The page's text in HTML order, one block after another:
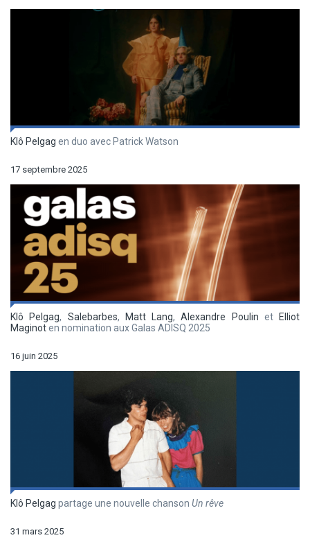
Klô Pelgag en duo avec Patrick Watson
17 septembre 2025
Klô Pelgag, Salebarbes, Matt Lang,Alexandre Poulin et
Elliot
Maginoten nomination aux Galas ADISQ 2025
16 juin 2025
Klô Pelgag partage une nouvelle chanson Un rêve
31 mars 2025